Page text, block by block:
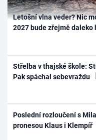
Letošní vlna veder? Nic
2027 bude zřejmě daleko
Střelba v thajské škole:
Pak spáchal sebevraždu
Poslední rozloučení s
pronesou Klaus i Klempíř